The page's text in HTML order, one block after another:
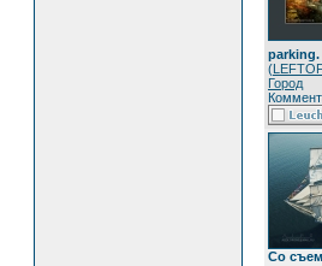
parking.
(
Город
Со